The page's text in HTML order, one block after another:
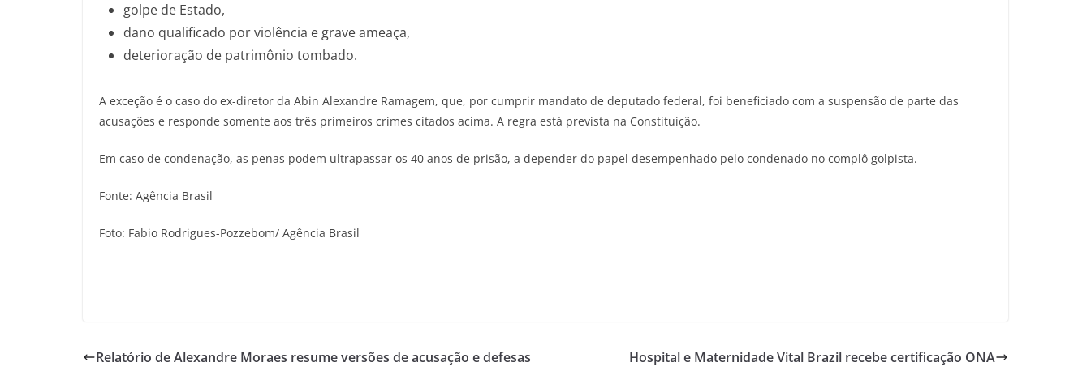
golpe de Estado,
dano qualificado por violência e grave ameaça,
deterioração de patrimônio tombado.
A exceção é o caso do ex-diretor da Abin Alexandre Ramagem, que, por cumprir mandato de deputado federal, foi beneficiado com a suspensão de parte das
acusações e responde somente aos três primeiros crimes citados acima. A regra está prevista na Constituição.
Em caso de condenação, as penas podem ultrapassar os 40 anos de prisão, a depender do papel desempenhado pelo condenado no complô golpista.
Fonte: Agência Brasil
Foto: Fabio Rodrigues-Pozzebom/ Agência Brasil
Relatório de Alexandre Moraes resume versões de acusação e defesas Hospital e Maternidade Vital Brazil recebe certificação ONA